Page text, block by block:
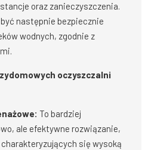
oraz zanieczyszczenia.
następnie bezpiecznie
wodnych, zgodnie z
oczyszczalni
To bardziej
ale efektywne rozwiązanie,
się wysoką